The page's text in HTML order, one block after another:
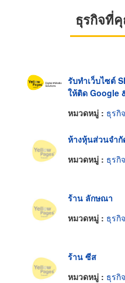
ธุรกิจที่
รับทำเว็บไซต์
ให้ติด Google
หมวดหมู่ : ธุรกิ
ห้างหุ้นส่วนจำ
หมวดหมู่ : ธุรกิ
ร้าน ลักษณา
หมวดหมู่ : ธุรกิ
ร้าน ซีส
หมวดหมู่ : ธุรกิ